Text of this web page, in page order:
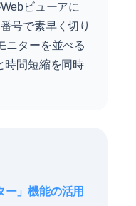
ビューアに
号で素早く切り
ニターを並べる
時間短縮を同時
ー」機能の活用